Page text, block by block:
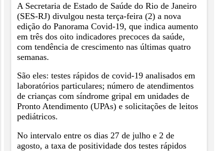
A Secretaria de Estado de Saúde do Rio de Janeiro
(SES-RJ) divulgou nesta terça-feira (2) a nova
edição do Panorama Covid-19, que indica aumento
em três dos oito indicadores precoces da saúde,
com tendência de crescimento nas últimas quatro
semanas.
São eles: testes rápidos de covid-19 analisados em
laboratórios particulares; número de atendimentos
de crianças com síndrome gripal em unidades de
Pronto Atendimento (UPAs) e solicitações de leitos
pediátricos.
No intervalo entre os dias 27 de julho e 2 de
agosto, a taxa de positividade dos testes rápidos